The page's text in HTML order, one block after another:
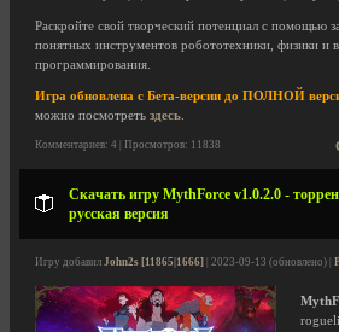
Раскройте свой творческий потенциал с помощью
понятных инструментов робототехники, физики и
программирования.
Игра обновлена с Бета-версии до ПОЛНОЙ
можно посмотреть здесь
Комментариев: 4 | Просмотров: 11838
Скачать игру MythForce v1.0.2.0 -
русская версия
Игру добавил John2s [11865|1666] | 2023-09-13 (обновлено) |